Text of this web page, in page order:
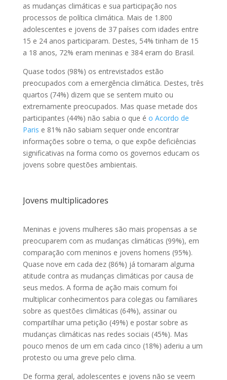
as mudanças climáticas e sua participação nos
processos de política climática. Mais de 1.800
adolescentes e jovens de 37 países com idades entre
15 e 24 anos participaram. Destes, 54% tinham de 15
a 18 anos, 72% eram meninas e 384 eram do Brasil.
Quase todos (98%) os entrevistados estão
preocupados com a emergência climática. Destes, três
quartos (74%) dizem que se sentem muito ou
extremamente preocupados. Mas quase metade dos
participantes (44%) não sabia o que é o Acordo de
Paris e 81% não sabiam sequer onde encontrar
informações sobre o tema, o que expõe deficiências
significativas na forma como os governos educam os
jovens sobre questões ambientais.
Jovens multiplicadores
Meninas e jovens mulheres são mais propensas a se
preocuparem com as mudanças climáticas (99%), em
comparação com meninos e jovens homens (95%).
Quase nove em cada dez (86%) já tomaram alguma
atitude contra as mudanças climáticas por causa de
seus medos. A forma de ação mais comum foi
multiplicar conhecimentos para colegas ou familiares
sobre as questões climáticas (64%), assinar ou
compartilhar uma petição (49%) e postar sobre as
mudanças climáticas nas redes sociais (45%). Mas
pouco menos de um em cada cinco (18%) aderiu a um
protesto ou uma greve pelo clima.
De forma geral, adolescentes e jovens não se veem